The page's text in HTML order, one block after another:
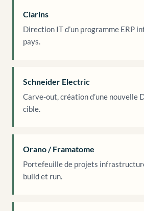
Clarins
Direction IT d’un programme ERP
pays.
Schneider Electric
Carve-out, création d’une nouvelle
cible.
Orano / Framatome
Portefeuille de projets
build et run.